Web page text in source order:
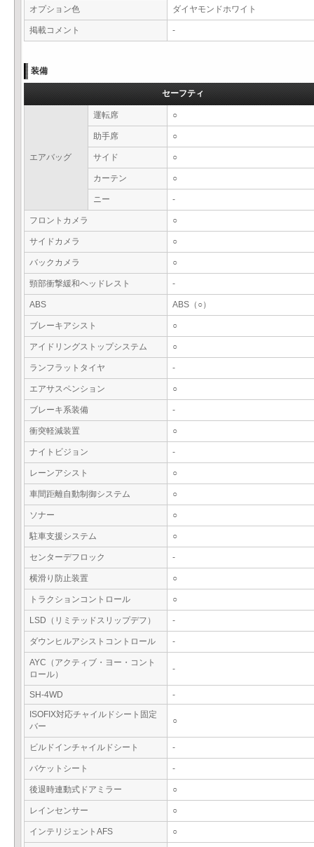
オプション色 ダイヤモンドホワイト
掲載コメント -
装備
セーフティ
エアバッグ
運転席 ○
助手席 ○
サイド ○
カーテン ○
ニー -
フロントカメラ ○
サイドカメラ ○
バックカメラ ○
頸部衝撃緩和ヘッドレスト -
ABS ABS（○）
ブレーキアシスト ○
アイドリングストップシステム ○
ランフラットタイヤ -
エアサスペンション ○
ブレーキ系装備 -
衝突軽減装置 ○
ナイトビジョン -
レーンアシスト ○
車間距離自動制御システム ○
ソナー ○
駐車支援システム ○
センターデフロック -
横滑り防止装置 ○
トラクションコントロール ○
LSD（リミテッドスリップデフ） -
ダウンヒルアシストコントロール -
AYC（アクティブ・ヨー・コント
ロール）
-
SH-4WD
-
ISOFIX対応チャイルドシート固定
バー
○
ビルドインチャイルドシート -
バケットシート -
後退時連動式ドアミラー ○
レインセンサー ○
インテリジェントAFS ○